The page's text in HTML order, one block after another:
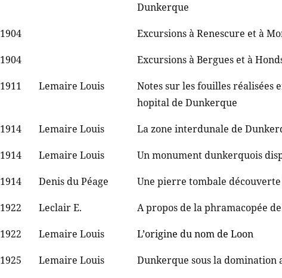
Dunkerque
1904 Excursions à Renescure et à
1904 Excursions à Bergues et à
1911 Lemaire Louis
Notes sur les fouilles réalisées
hopital de Dunkerque
1914 Lemaire Louis La zone interdunale de
1914 Lemaire Louis Un monument dunkerquois
1914 Denis du Péage Une pierre tombale découverte
1922 Leclair E. A propos de la phramacopée
1922 Lemaire Louis L’origine du nom de Loon
1925 Lemaire Louis Dunkerque sous la domination